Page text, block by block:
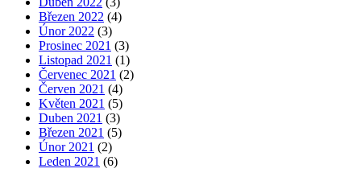
Březen 2022 (4)
Únor 2022 (3)
Prosinec 2021 (3)
Listopad 2021 (1)
Červenec 2021 (2)
Červen 2021 (4)
Květen 2021 (5)
Duben 2021 (3)
Březen 2021 (5)
Únor 2021 (2)
Leden 2021 (6)